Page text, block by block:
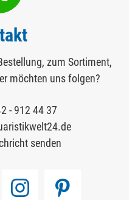
zum Sortiment,
möchten uns folgen?
- 912 44 37
senden